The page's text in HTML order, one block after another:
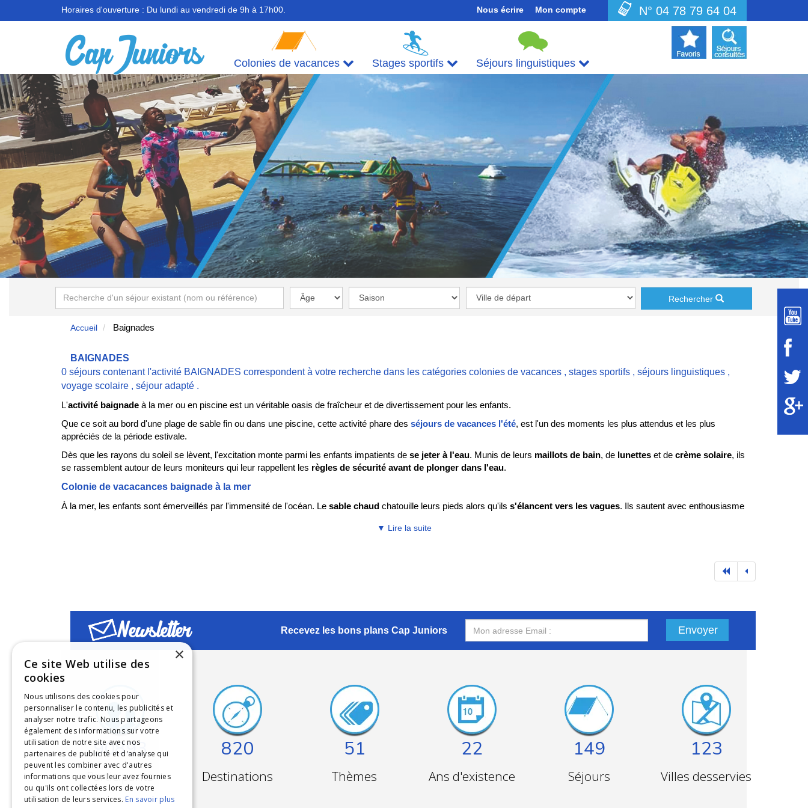
Horaires d'ouverture : Du lundi au vendredi de 9h à 17h00. Nous écrire Mon compte N° 04 78 79 64 04
Colonies de vacances Stages sportifs Séjours linguistiques
Rechercher
Accueil Baignades
BAIGNADES
0 séjours contenant l'activité BAIGNADES correspondent à votre recherche dans les catégories colonies de vacances , stages sportifs , séjours linguistiques ,
voyage scolaire , séjour adapté .
L'activité baignade à la mer ou en piscine est un véritable oasis de fraîcheur et de divertissement pour les enfants.
Que ce soit au bord d'une plage de sable fin ou dans une piscine, cette activité phare des séjours de vacances l'été, est l'un des moments les plus attendus et les plus
appréciés de la période estivale.
Dès que les rayons du soleil se lèvent, l'excitation monte parmi les enfants impatients de se jeter à l'eau. Munis de leurs maillots de bain, de lunettes et de crème solaire, ils
se rassemblent autour de leurs moniteurs qui leur rappellent les règles de sécurité avant de plonger dans l'eau.
Colonie de vacacances baignade à la mer
À la mer, les enfants sont émerveillés par l'immensité de l'océan. Le sable chaud chatouille leurs pieds alors qu'ils s'élancent vers les vagues. Ils sautent avec enthousiasme
ou à chercher des coquillages sur le rivage.
, l'ambiance est tout aussi festive. Les enfants plongent avec entrain dans l'eau bleu azur, s'éclaboussant mutuellement et se lançant des défis ludiques de
, tels que les courses de relais avec des objets flottants, ajoutent une touche de compétition amicale. Les rires et les éclats de joie
Les moniteurs veillent constamment à la sécurité et aubien-être des enfants. Ils prodiguent des conseils pour améliorer lestechniques de nage, encouragent les plus
timides à se lancer dans l'eau et s'assurent que tous profitent de ces moments de détente en toute sérénité.
Colonies de vacances d'été
L'activité baignadedans une
participants, de développer la confiance en soi et de créer des souvenirs inoubliables. Au-delà du simple rafraîchissement,
communauté et favorise l'esprit d'équipe chez les enfants
Labaignade à la mer ou en piscine dans une colonie de vacances
reste une expérience magique qui laisse dans le cœur des enfants des souvenirs de bonheur et
d'insouciance.
▼ Lire la suite
Newsletter Recevez les bons plans Cap Juniors Envoyer
90893
Participants
820
Destinations
51
Thèmes
22
Ans d'existence
149
Séjours
123
Villes desservies
×
Ce site Web utilise des
cookies
Nous utilisons des cookies pour
personnaliser le contenu, les publicités et
analyser notre trafic. Nous partageons
également des informations sur votre
utilisation de notre site avec nos
partenaires de publicité et d'analyse qui
peuvent les combiner avec d'autres
informations que vous leur avez fournies
ou qu'ils ont collectées lors de votre
utilisation de leurs services. En savoir plus